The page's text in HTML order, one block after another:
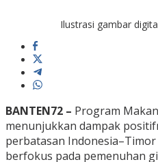
Ilustrasi gambar
BANTEN72 – Program
menunjukkan dampak
perbatasan Indonesia–Timor
berfokus pada pemenuhan